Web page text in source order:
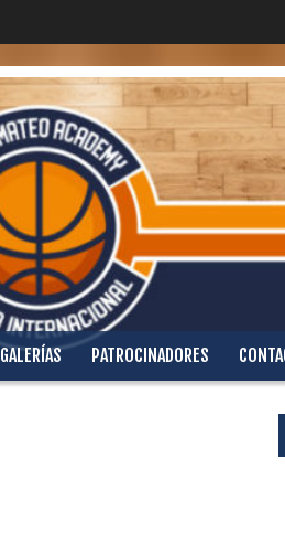
GALERÍAS PATROCINADORES